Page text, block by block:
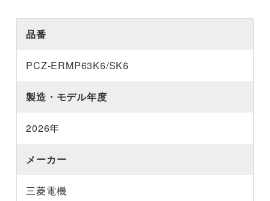
品番
PCZ-ERMP63K6/SK6
製造・モデル年度
2026年
メーカー
三菱電機